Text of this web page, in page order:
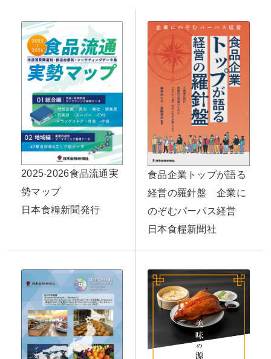
2025-2026食品流通実
勢マップ
日本食糧新聞発行
食品企業トップが語る
経営の羅針盤 企業に
のぞむパーパス経営
日本食糧新聞社